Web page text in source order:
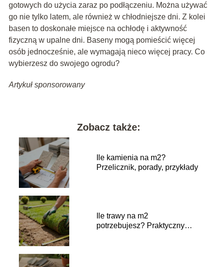
gotowych do użycia zaraz po podłączeniu. Można używać
go nie tylko latem, ale również w chłodniejsze dni. Z kolei
basen to doskonałe miejsce na ochłodę i aktywność
fizyczną w upalne dni. Baseny mogą pomieścić więcej
osób jednocześnie, ale wymagają nieco więcej pracy. Co
wybierzesz do swojego ogrodu?
Artykuł sponsorowany
Zobacz także:
Ile kamienia na m2?
Przelicznik, porady, przykłady
Ile trawy na m2
potrzebujesz? Praktyczny